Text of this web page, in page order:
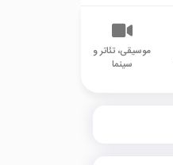
موسیقی، تئاتر و
سینما